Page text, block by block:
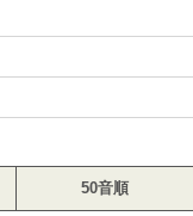
50音順